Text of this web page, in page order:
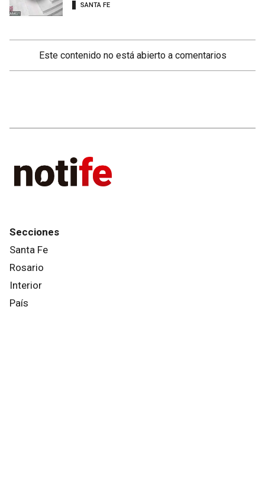
SANTA FE
Este contenido no está abierto a comentarios
Secciones
Santa Fe
Rosario
Interior
País